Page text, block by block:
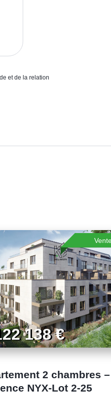
et de la relation
138 €
2 chambres –
NYX-Lot 2-25